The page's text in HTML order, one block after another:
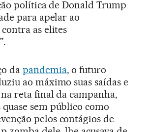
política de Donald Trump
para apelar ao
as elites
da pandemia, o futuro
ao máximo suas saídas e
reta final da campanha,
sem público como
pelos contágios de